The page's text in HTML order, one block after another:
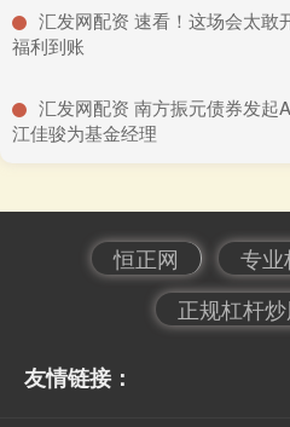
汇发网配资 速看！这场会太敢
福利到账
汇发网配资 南方振元债券发起
江佳骏为基金经理
恒正网
专业
正规杠杆
友情链接：